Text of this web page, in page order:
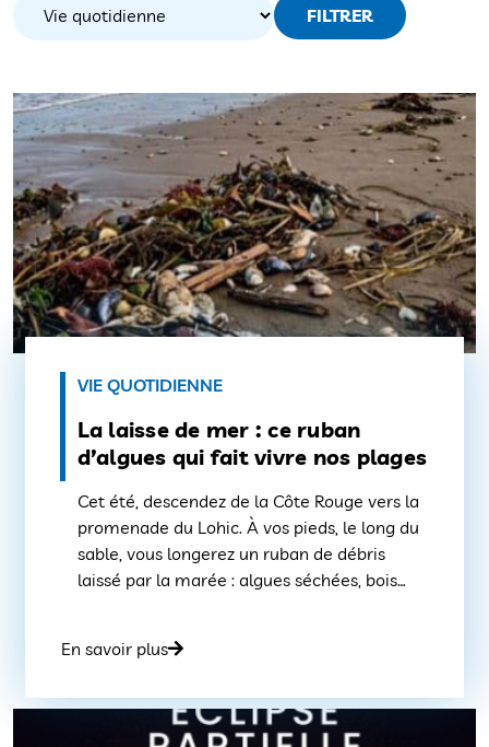
FILTRER
VIE QUOTIDIENNE
La laisse de mer : ce ruban
d’algues qui fait vivre nos plages
Cet été, descendez de la Côte Rouge vers la
promenade du Lohic. À vos pieds, le long du
sable, vous longerez un ruban de débris
laissé par la marée : algues séchées, bois
limite atteinte par la dernière pleine […]
En savoir plus